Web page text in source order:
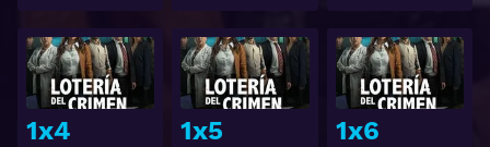
1x4
Ver
1x5
Ver
1x6